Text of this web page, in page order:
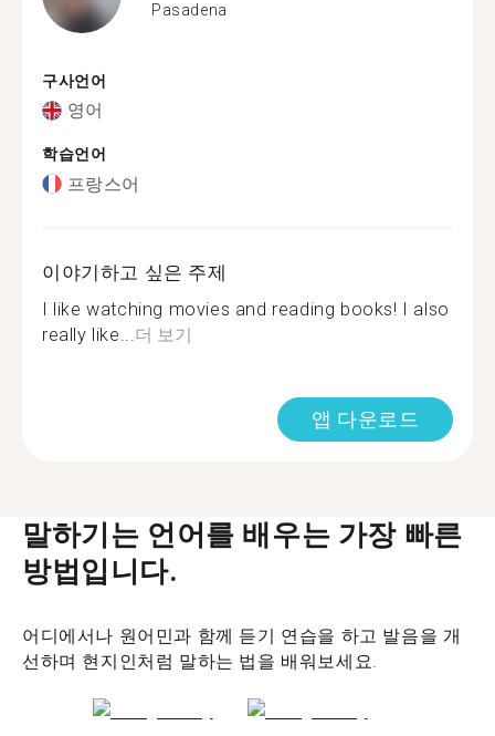
Pasadena
구사언어
영어
학습언어
프랑스어
이야기하고 싶은 주제
I like watching movies and reading books! I also
really like... 더 보기
앱 다운로드
말하기는 언어를 배우는 가장 빠른
방법입니다.
어디에서나 원어민과 함께 듣기 연습을 하고 발음을 개
선하며 현지인처럼 말하는 법을 배워보세요.